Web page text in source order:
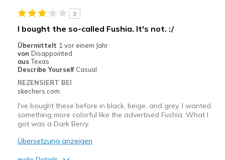
Freizeitkleidung
Breite
Größe
Meine Meinung zu Schuhen
3
I bought the so-called Fushia. It's not. :/
Übermittelt 1 vor einem Jahr
von Disappointed
aus Texas
Describe Yourself Casual
REZENSIERT BEI
skechers.com
I've bought these before in black, beige, and grey. I wanted
something more colorful like the advertised Fushia. What I
got was a Dark Berry.
Übersetzung anzeigen